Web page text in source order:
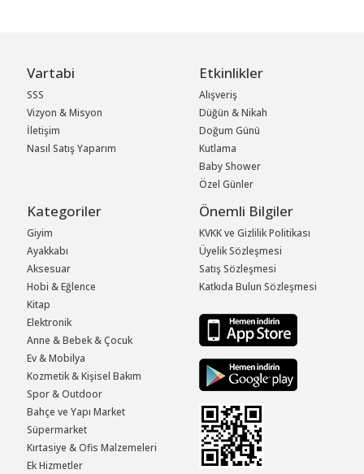
Vartabi
SSS
Vizyon & Misyon
İletişim
Nasıl Satış Yaparım
Etkinlikler
Alışveriş
Düğün & Nikah
Doğum Günü
Kutlama
Baby Shower
Özel Günler
Kategoriler
Giyim
Ayakkabı
Aksesuar
Hobi & Eğlence
Kitap
Elektronik
Anne & Bebek & Çocuk
Ev & Mobilya
Kozmetik & Kişisel Bakım
Spor & Outdoor
Bahçe ve Yapı Market
Süpermarket
Kırtasiye & Ofis Malzemeleri
Ek Hizmetler
Önemli Bilgiler
KVKK ve Gizlilik Politikası
Üyelik Sözleşmesi
Satış Sözleşmesi
Katkıda Bulun Sözleşmesi